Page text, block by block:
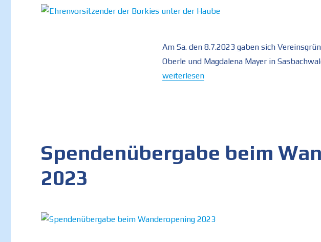
Am Sa. den 8.7.2023 gaben sich
Oberle und Magdalena Mayer in
„Ehrenvorsitzender der Borkies unter der
weiterlesen
Spendenübergabe beim
2023